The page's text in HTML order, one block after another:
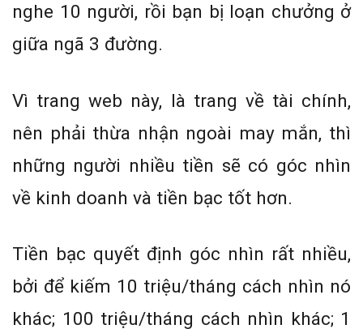
nghe 10 người, rồi bạn bị loạn chưởng ở
giữa ngã 3 đường.
Vì trang web này, là trang về tài chính,
nên phải thừa nhận ngoài may mắn, thì
những người nhiều tiền sẽ có góc nhìn
về kinh doanh và tiền bạc tốt hơn.
Tiền bạc quyết định góc nhìn rất nhiều,
bởi để kiếm 10 triệu/tháng cách nhìn nó
khác; 100 triệu/tháng cách nhìn khác; 1